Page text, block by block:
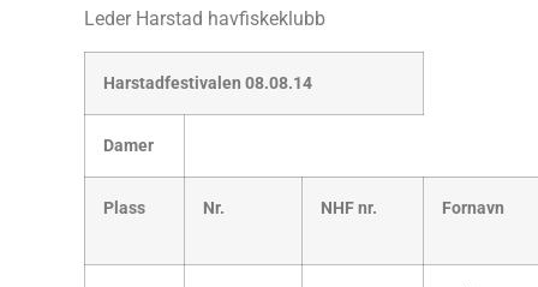
Leder Harstad havfiskeklubb
Harstadfestivalen 08.08.14
Damer
Plass Nr. NHF nr. Fornavn